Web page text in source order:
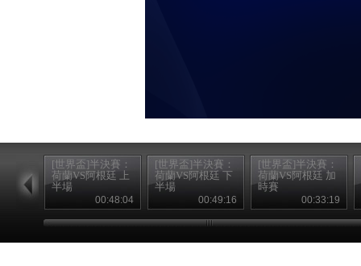
[世界盃]半決賽：
荷蘭VS阿根廷 上
半場
00:48:04
[世界盃]半決賽：
荷蘭VS阿根廷 下
半場
00:49:16
[世界盃]半決賽：
荷蘭VS阿根廷 加
時賽
00:33:19